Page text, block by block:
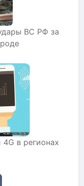
ВС РФ за
в регионах